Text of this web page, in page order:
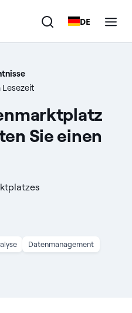
DE
Lesezeit
Sie einen
Datenmanagement